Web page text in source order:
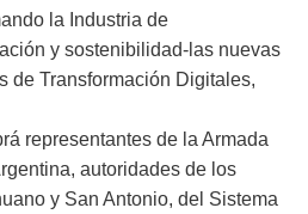
la Industria de
y sostenibilidad-las nuevas
de Transformación Digitales,
representantes de la Armada
autoridades de los
y San Antonio, del Sistema